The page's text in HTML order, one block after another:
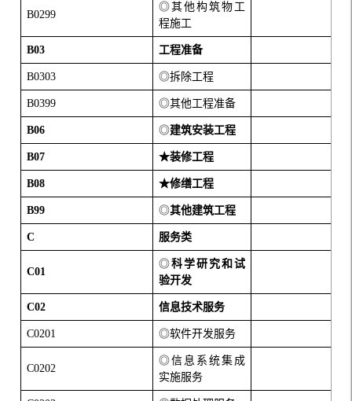
B0299
◎其他构筑物工
程施工
B03 工程准备
B0303 ◎拆除工程
B0399 ◎其他工程准备
B06 ◎建筑安装工程
B07 ★装修工程
B08 ★修缮工程
B99 ◎其他建筑工程
C 服务类
C01
◎科学研究和试
验开发
C02 信息技术服务
C0201 ◎软件开发服务
C0202
◎信息系统集成
实施服务